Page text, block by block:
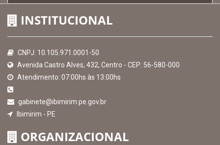
INSTITUCIONAL
CNPJ: 10.105.971.0001-50
Avenida Castro Alves, 432, Centro - CEP: 56-580-000
Atendimento: 07:00hs às 13:00hs
gabinete@ibimirim.pe.gov.br
Ibimirim - PE
ORGANIZACIONAL